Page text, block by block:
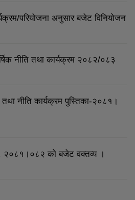
परियाेजना अनुसार बजेट विनियाेजन
नीति तथा कार्यक्रम २०८२/०८३
तथा नीति कार्यक्रम पुस्तिका-२०८१।
२०८१।०८२ को बजेट वक्तव्य ।